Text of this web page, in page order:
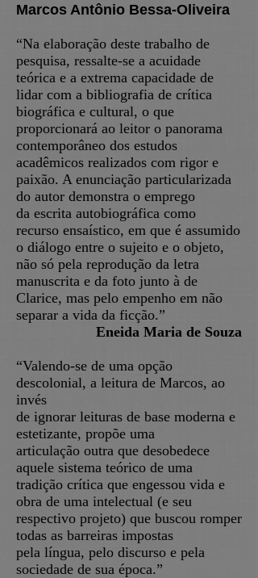
Marcos Antônio Bessa-Oliveira
“Na elaboração deste trabalho de
pesquisa, ressalte-se a acuidade
teórica e a extrema capacidade de
lidar com a bibliografia de crítica
biográfica e cultural, o que
proporcionará ao leitor o panorama
contemporâneo dos estudos
acadêmicos realizados com rigor e
paixão. A enunciação particularizada
do autor demonstra o emprego
da escrita autobiográfica como
recurso ensaístico, em que é assumido
o diálogo entre o sujeito e o objeto,
não só pela reprodução da letra
manuscrita e da foto junto à de
Clarice, mas pelo empenho em não
separar a vida da ficção.”
Eneida Maria de Souza
“Valendo-se de uma opção
descolonial, a leitura de Marcos, ao
invés
de ignorar leituras de base moderna e
estetizante, propõe uma
articulação outra que desobedece
aquele sistema teórico de uma
tradição crítica que engessou vida e
obra de uma intelectual (e seu
respectivo projeto) que buscou romper
todas as barreiras impostas
pela língua, pelo discurso e pela
sociedade de sua época.”